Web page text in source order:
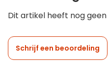
Dit artikel heeft nog
Schrijf een beoordeling